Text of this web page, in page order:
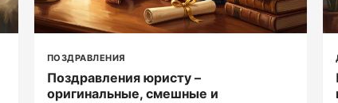
ПОЗДРАВЛЕНИЯ
Поздравления юристу –
оригинальные, смешные и